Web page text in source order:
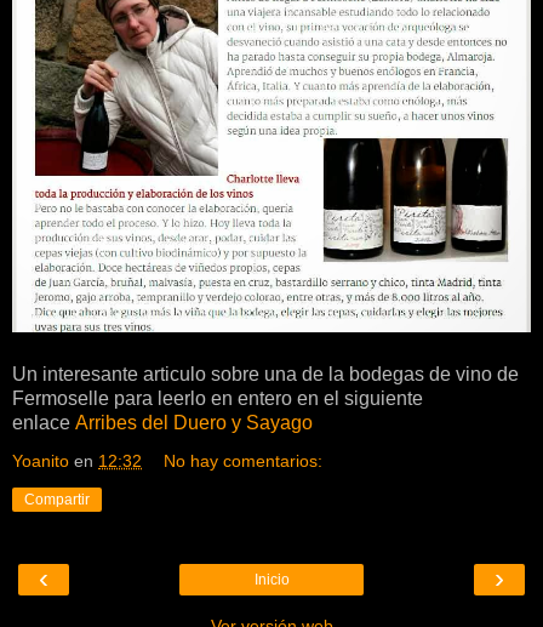
Un interesante articulo sobre una de la bodegas de vino de
Fermoselle para leerlo en entero en el siguiente
enlace Arribes del Duero y Sayago
Yoanito en 12:32 No hay comentarios:
Compartir
‹ ›
Inicio